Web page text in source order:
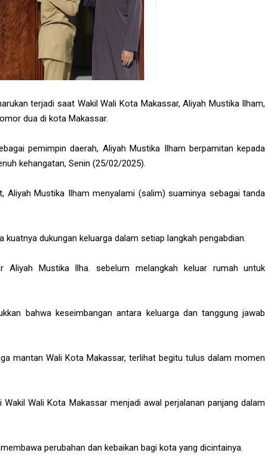
terjadi saat Wakil Wali Kota Makassar, Aliyah Mustika Ilham,
dua di kota Makassar.
pemimpin daerah, Aliyah Mustika Ilham berpamitan kepada
kehangatan, Senin (25/02/2025).
Aliyah Mustika Ilham menyalami (salim) suaminya sebagai tanda
dukungan keluarga dalam setiap langkah pengabdian.
Aliyah Mustika Ilha. sebelum melangkah keluar rumah untuk
bahwa keseimbangan antara keluarga dan tanggung jawab
mantan Wali Kota Makassar, terlihat begitu tulus dalam momen
Wali Kota Makassar menjadi awal perjalanan panjang dalam
perubahan dan kebaikan bagi kota yang dicintainya.